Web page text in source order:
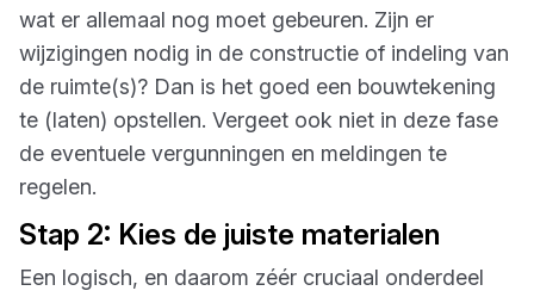
wat er allemaal nog moet gebeuren. Zijn er
wijzigingen nodig in de constructie of indeling van
de ruimte(s)? Dan is het goed een bouwtekening
te (laten) opstellen. Vergeet ook niet in deze fase
de eventuele vergunningen en meldingen te
regelen.
Stap 2: Kies de juiste materialen
Een logisch, en daarom zéér cruciaal onderdeel